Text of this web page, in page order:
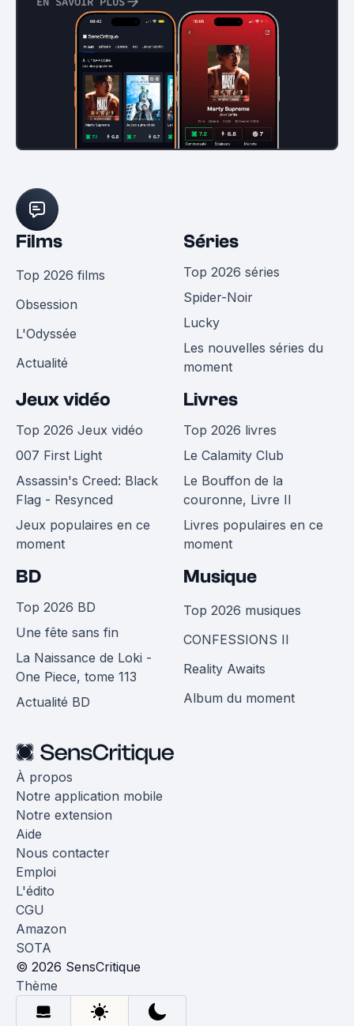
Films
Top 2026 films
Obsession
L'Odyssée
Actualité
Séries
Top 2026 séries
Spider-Noir
Lucky
Les nouvelles séries du
moment
Jeux vidéo
Top 2026 Jeux vidéo
007 First Light
Assassin's Creed: Black
Flag - Resynced
Jeux populaires en ce
moment
Livres
Top 2026 livres
Le Calamity Club
Le Bouffon de la
couronne, Livre II
Livres populaires en ce
moment
BD
Top 2026 BD
Une fête sans fin
La Naissance de Loki -
One Piece, tome 113
Actualité BD
Musique
Top 2026 musiques
CONFESSIONS II
Reality Awaits
Album du moment
À propos
Notre application mobile
Notre extension
Aide
Nous contacter
Emploi
L'édito
CGU
Amazon
SOTA
© 2026 SensCritique
Thème